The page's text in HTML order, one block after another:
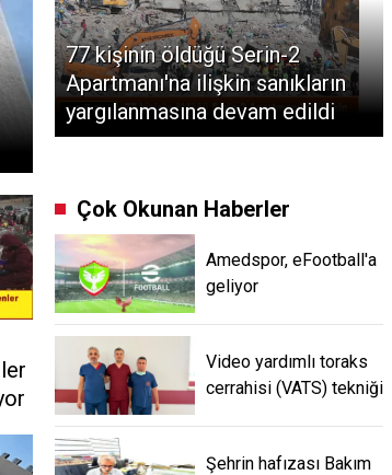
77 kişinin öldüğü Serin-2
Apartmanı'na ilişkin sanıkların
yargılanmasına devam edildi
Çok Okunan Haberler
Amedspor, eFootball'a
geliyor
Video yardımlı toraks
cerrahisi (VATS) tekniği
Şehrin hafızası Bakım